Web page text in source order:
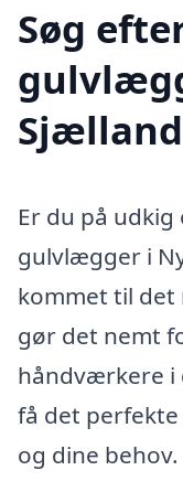
Søg
Sjælland
Er du på
gulvlægger i
kommet til det
gør det nemt
håndværkere i
få det
og dine behov.